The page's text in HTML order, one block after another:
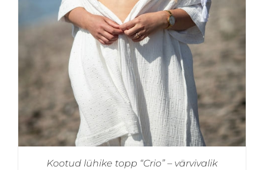
Kootud lühike topp “Crio” – värvivalik